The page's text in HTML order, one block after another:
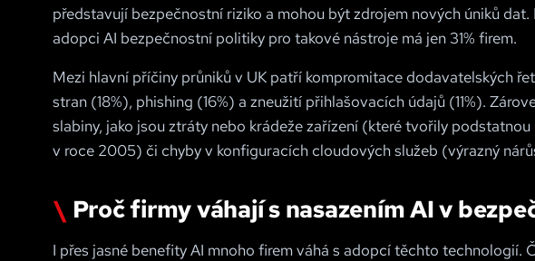
představují bezpečnostní riziko a mohou být zdrojem nových úniků dat.
adopci AI bezpečnostní politiky pro takové nástroje má jen 31% firem.
Mezi hlavní příčiny průniků v UK patří kompromitace dodavatelských
stran (18%), phishing (16%) a zneužití přihlašovacích údajů (11%).
slabiny, jako jsou ztráty nebo krádeže zařízení (které tvořily
v roce 2005) či chyby v konfiguracích cloudových služeb (výrazný
Proč firmy váhají s nasazením AI v
I přes jasné benefity AI mnoho firem váhá s adopcí těchto technologií.